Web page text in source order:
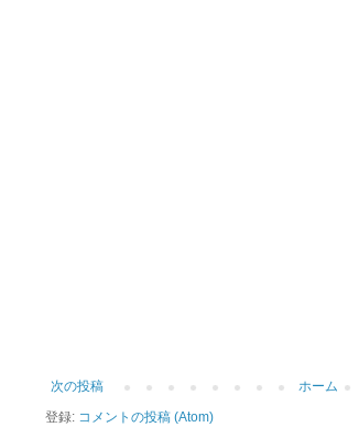
次の投稿
ホーム
登録: コメントの投稿 (Atom)